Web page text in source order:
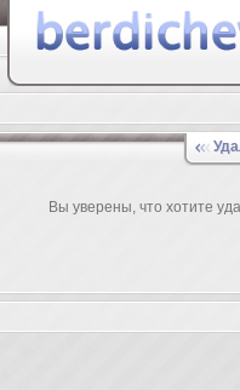
Вы уверены, что хотите